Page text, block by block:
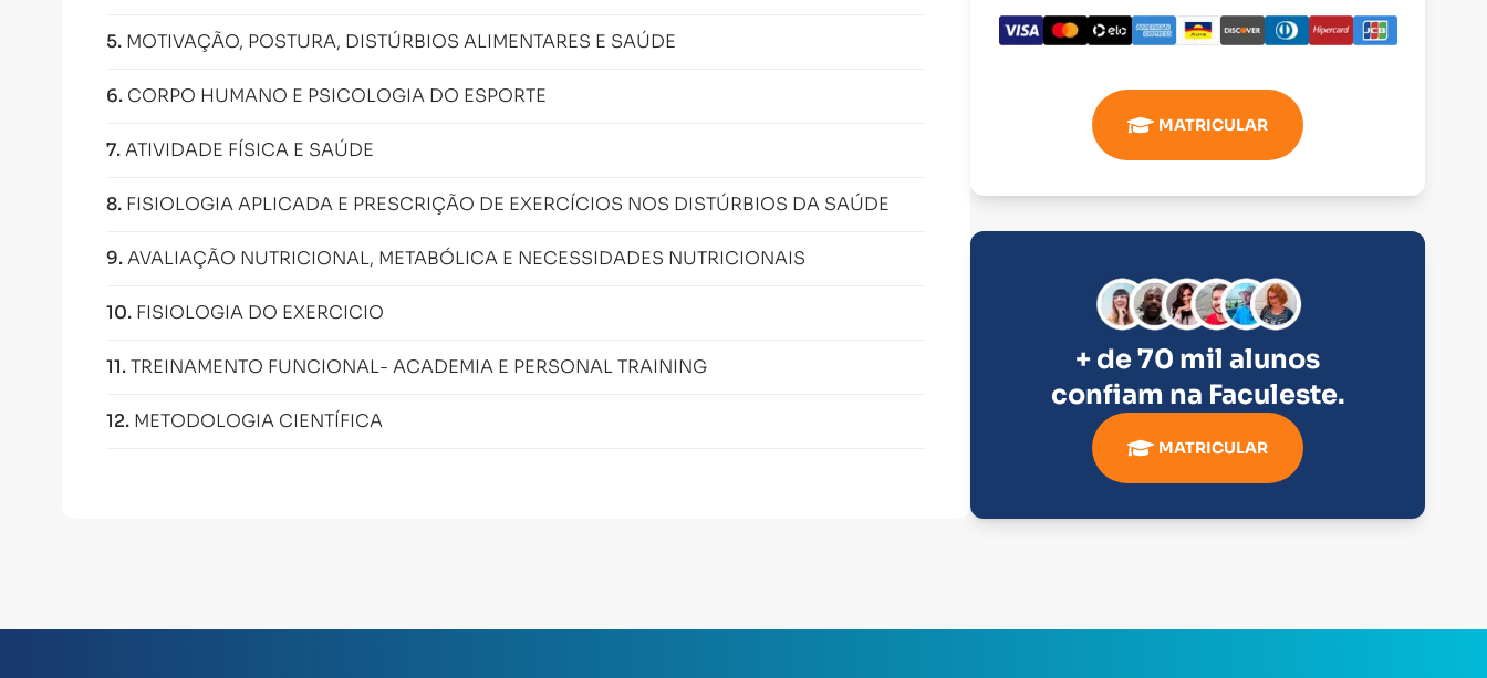
5. MOTIVAÇÃO, POSTURA, DISTÚRBIOS ALIMENTARES E SAÚDE
6. CORPO HUMANO E PSICOLOGIA DO ESPORTE
7.ATIVIDADE FÍSICA E SAÚDE
8. FISIOLOGIA APLICADA E PRESCRIÇÃO DE EXERCÍCIOS NOS DISTÚRBIOS DA SAÚDE
9.AVALIAÇÃO NUTRICIONAL, METABÓLICA E NECESSIDADES NUTRICIONAIS
10. FISIOLOGIA DO EXERCICIO
11.TREINAMENTO FUNCIONAL- ACADEMIA E PERSONAL TRAINING
12. METODOLOGIA CIENTÍFICA
MATRICULAR
+ de 70 mil alunos
confiam na Faculeste.
MATRICULAR